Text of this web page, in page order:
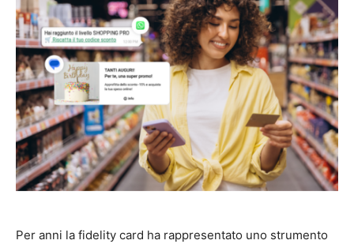
Per anni la fidelity card ha rappresentato uno strumento